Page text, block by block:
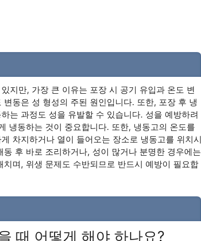
지만, 가장 큰 이유는 포장 시 공기 유입과 온도 변
동은 성 형성의 주된 원인입니다. 또한, 포장 후 냉
는 과정도 성을 유발할 수 있습니다. 성을 예방하려
냉동하는 것이 중요합니다. 또한, 냉동고의 온도를
차지하거나 열이 들어오는 장소로 냉동고를 위치시
후 바로 조리하거나, 성이 많거나 분명한 경우에는
며, 위생 문제도 수반되므로 반드시 예방이 필요합
때 어떻게 해야 하나요?